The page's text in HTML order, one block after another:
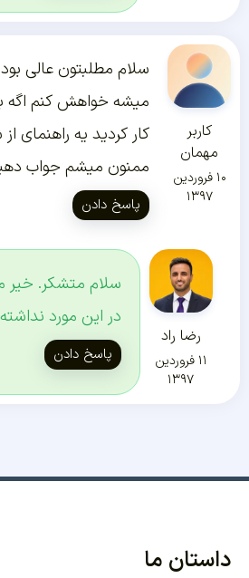
کاربر
مهمان
۱۰ فروردین
۱۳۹۷
سلام مطلبتون عالی بود
کار کردید یه راهنمای
ممنون میشم جواب
پاسخ دادن
رضا راد
۱۱ فروردین
۱۳۹۷
سلام متشکر. خیر
در این مورد
پاسخ دادن
داستان ما